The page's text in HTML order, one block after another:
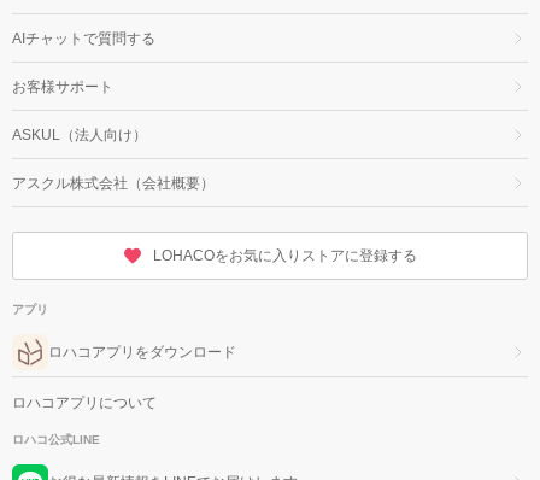
AIチャットで質問する
お客様サポート
ASKUL（法人向け）
アスクル株式会社（会社概要）
LOHACOをお気に入りストアに登録する
アプリ
ロハコアプリをダウンロード
ロハコアプリについて
ロハコ公式LINE